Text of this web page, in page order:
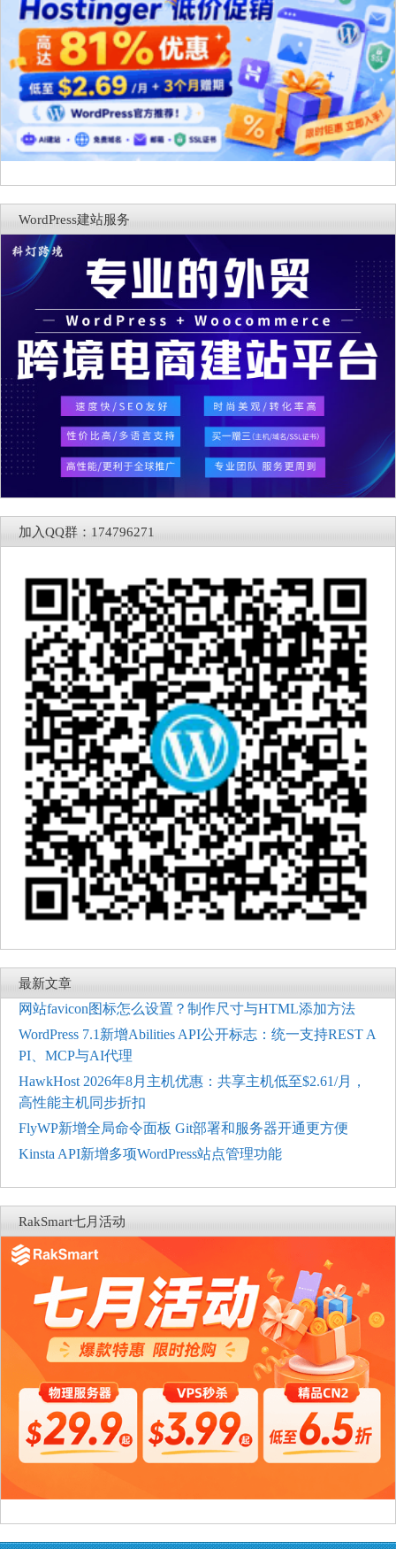
WordPress建站服务
加入QQ群：174796271
最新文章
网站favicon图标怎么设置？制作尺寸与HTML添加方法
WordPress 7.1新增Abilities API公开标志：统一支持REST A
PI、MCP与AI代理
HawkHost 2026年8月主机优惠：共享主机低至$2.61/月，
高性能主机同步折扣
FlyWP新增全局命令面板 Git部署和服务器开通更方便
Kinsta API新增多项WordPress站点管理功能
RakSmart七月活动